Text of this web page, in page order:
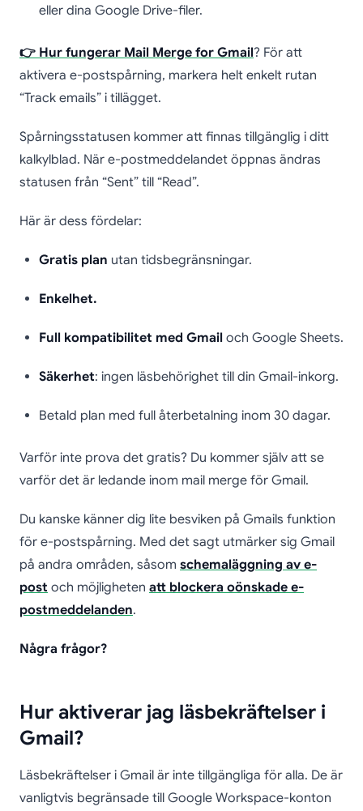
eller dina Google Drive-filer.
👉 Hur fungerar Mail Merge for Gmail? För att
aktivera e-postspårning, markera helt enkelt rutan
“Track emails” i tillägget.
Spårningsstatusen kommer att finnas tillgänglig i ditt
kalkylblad. När e-postmeddelandet öppnas ändras
statusen från “Sent” till “Read”.
Här är dess fördelar:
Gratis plan utan tidsbegränsningar.
Enkelhet.
Full kompatibilitet med Gmail och Google Sheets.
Säkerhet: ingen läsbehörighet till din Gmail-inkorg.
Betald plan med full återbetalning inom 30 dagar.
Varför inte prova det gratis? Du kommer själv att se
varför det är ledande inom mail merge för Gmail.
Du kanske känner dig lite besviken på Gmails funktion
för e-postspårning. Med det sagt utmärker sig Gmail
på andra områden, såsom schemaläggning av e-
post och möjligheten att blockera oönskade e-
postmeddelanden.
Några frågor?
Hur aktiverar jag läsbekräftelser i
Gmail?
Läsbekräftelser i Gmail är inte tillgängliga för alla. De är
vanligtvis begränsade till Google Workspace-konton